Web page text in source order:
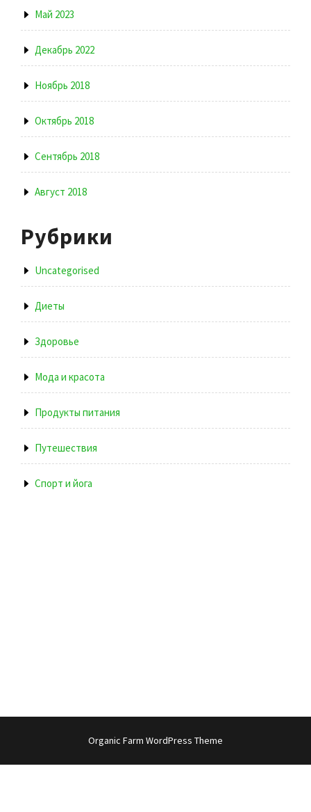
Май 2023
Декабрь 2022
Ноябрь 2018
Октябрь 2018
Сентябрь 2018
Август 2018
Рубрики
Uncategorised
Диеты
Здоровье
Мода и красота
Продукты питания
Путешествия
Спорт и йога
Organic Farm WordPress Theme